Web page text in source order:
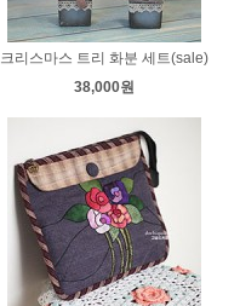
크리스마스 트리 화분 세트(sale)
38,000원